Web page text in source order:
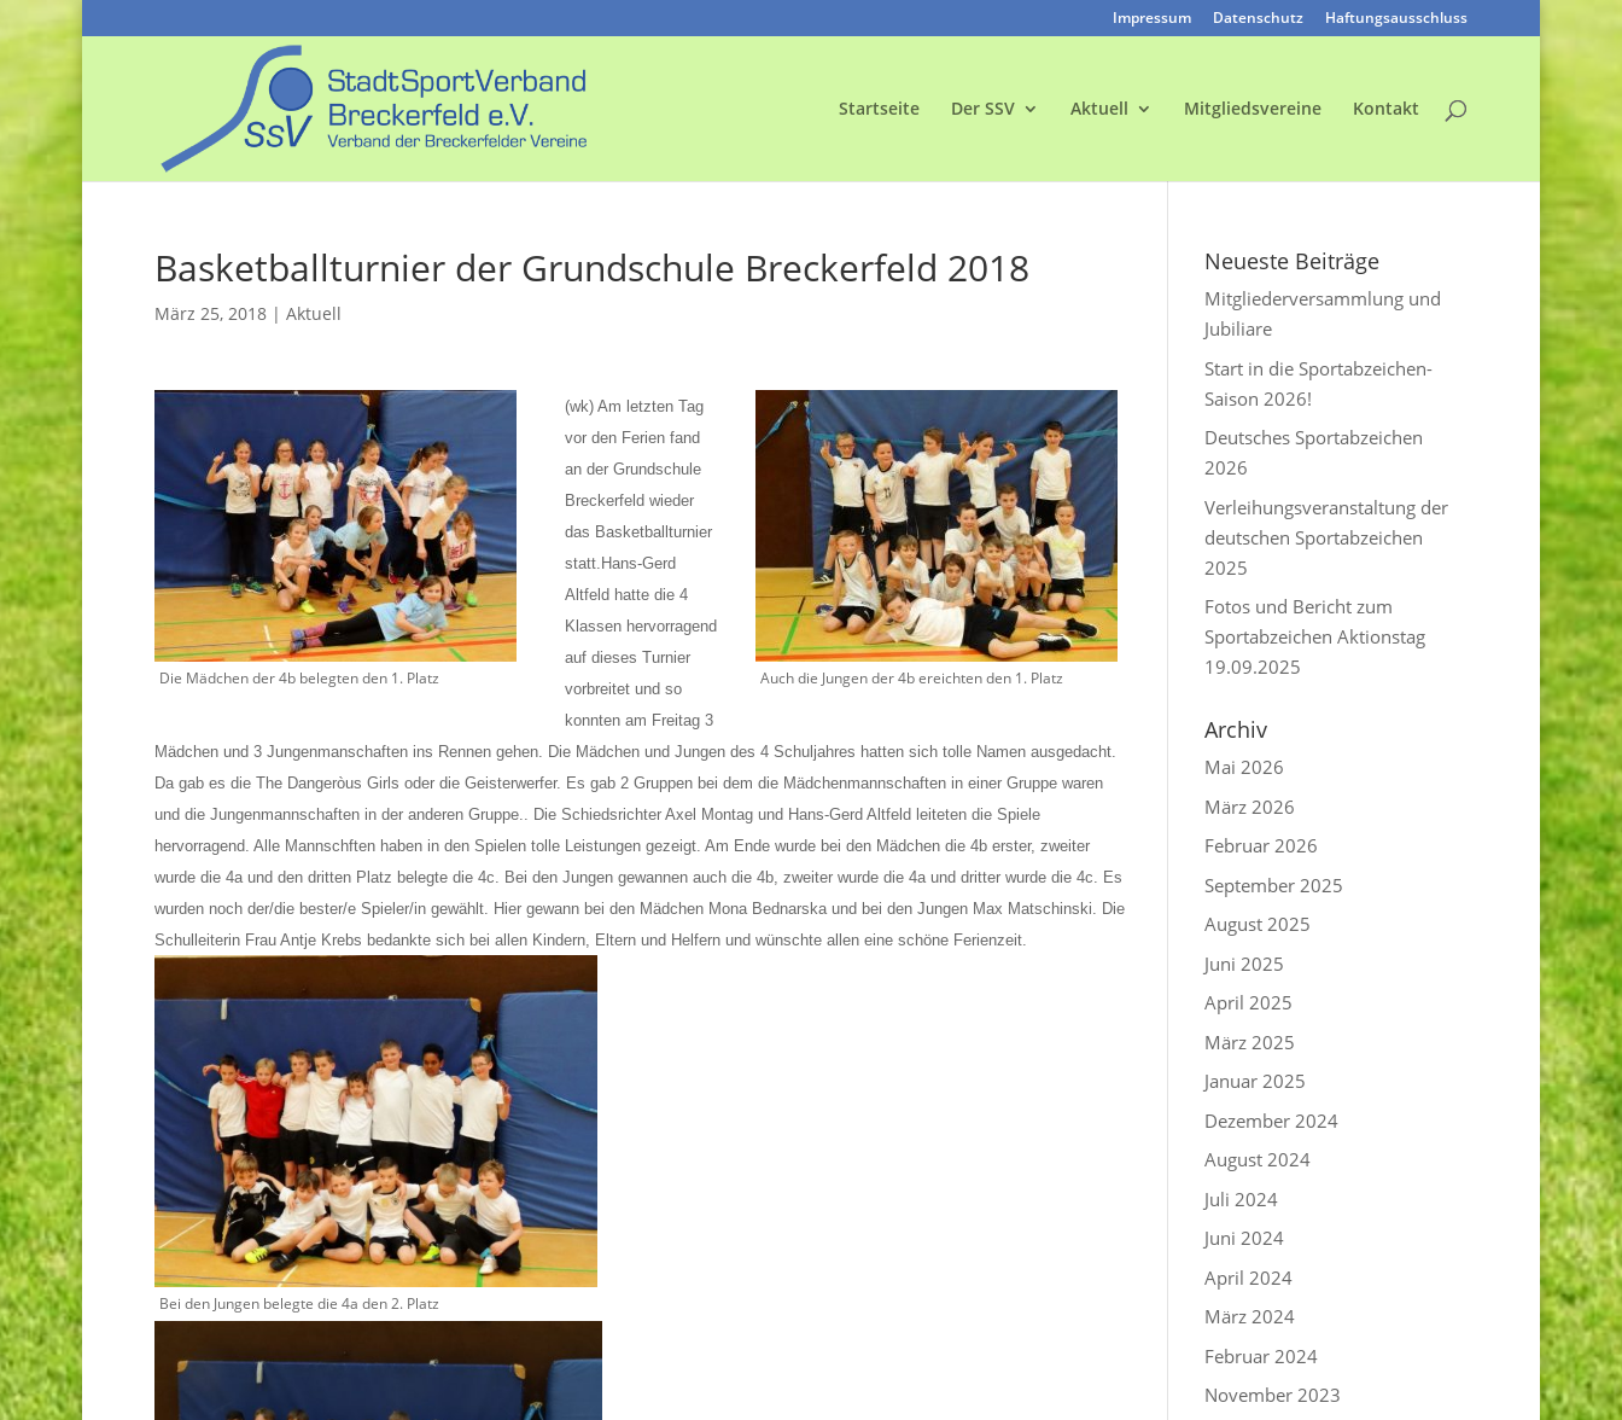
Impressum Datenschutz Haftungsausschluss
Startseite Der SSV Aktuell Mitgliedsvereine Kontakt
Basketballturnier der Grundschule Breckerfeld 2018
März 25, 2018 |Aktuell
Die Mädchen der 4b belegten den 1. Platz Auch die Jungen der 4b ereichten den 1. Platz
(wk) Am letzten Tag
vor den Ferien fand
an der Grundschule
Breckerfeld wieder
das Basketballturnier
statt. Hans-Gerd
Altfeld hatte die 4
Klassen hervorragend
auf dieses Turnier
vorbreitet und so
konnten am Freitag 3
Mädchen und 3 Jungenmanschaften ins Rennen gehen. Die Mädchen und Jungen des 4 Schuljahres hatten sich tolle Namen ausgedacht.
Da gab es die The Dangeròus Girls oder die Geisterwerfer. Es gab 2 Gruppen bei dem die Mädchenmannschaften in einer Gruppe waren
und die Jungenmannschaften in der anderen Gruppe.. Die Schiedsrichter Axel Montag und Hans-Gerd Altfeld leiteten die Spiele
hervorragend. Alle Mannschften haben in den Spielen tolle Leistungen gezeigt. Am Ende wurde bei den Mädchen die 4b erster, zweiter
wurde die 4a und den dritten Platz belegte die 4c. Bei den Jungen gewannen auch die 4b, zweiter wurde die 4a und dritter wurde die 4c. Es
wurden noch der/die bester/e Spieler/in gewählt. Hier gewann bei den Mädchen Mona Bednarska und bei den Jungen Max Matschinski. Die
Schulleiterin Frau Antje Krebs bedankte sich bei allen Kindern, Eltern und Helfern und wünschte allen eine schöne Ferienzeit.
Bei den Jungen belegte die 4a den 2. Platz
Neueste Beiträge
Mitgliederversammlung und
Jubiliare
Start in die Sportabzeichen-
Saison 2026!
Deutsches Sportabzeichen
2026
Verleihungsveranstaltung der
deutschen Sportabzeichen
2025
Fotos und Bericht zum
Sportabzeichen Aktionstag
19.09.2025
Archiv
Mai 2026
März 2026
Februar 2026
September 2025
August 2025
Juni 2025
April 2025
März 2025
Januar 2025
Dezember 2024
August 2024
Juli 2024
Juni 2024
April 2024
März 2024
Februar 2024
November 2023